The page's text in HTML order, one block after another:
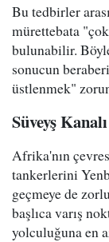
Bu tedbirler
mürettebata
bulunabilir.
sonucun
üstlenmek"
Süveyş
Afrika'nın
tankerlerini
geçmeye de
başlıca varış
yolculuğuna en